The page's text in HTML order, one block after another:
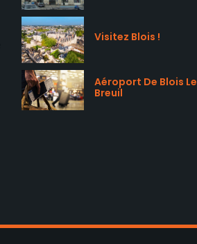
Visitez Blois !
Aéroport De Blois Le
Breuil